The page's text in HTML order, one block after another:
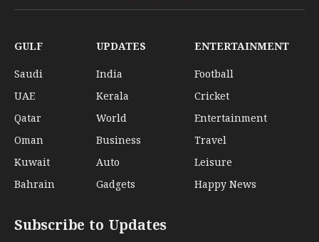
(Twitter)
GULF
Saudi
UAE
Qatar
Oman
Kuwait
Bahrain
UPDATES
India
Kerala
World
Business
Auto
Gadgets
ENTERTAINMENT
Football
Cricket
Entertainment
Travel
Leisure
Happy News
Subscribe to Updates